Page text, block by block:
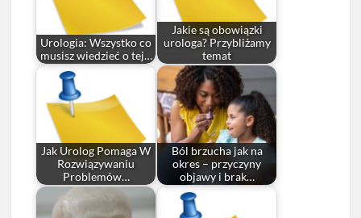
Urologia: Wszystko co
musisz wiedzieć o tej…
Jakie są obowiązki
urologa? Przybliżamy
temat
Jak Urolog Pomaga W
Rozwiązywaniu
Problemów…
Ból brzucha jak na
okres – przyczyny
objawy i brak…